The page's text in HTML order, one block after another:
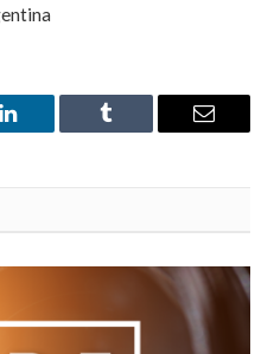
LinkedIn Tumblr Email